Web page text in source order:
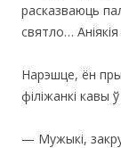
расказваюць
святло…
Нарэшце, ён
філіжанкі кавы
— Мужыкі,